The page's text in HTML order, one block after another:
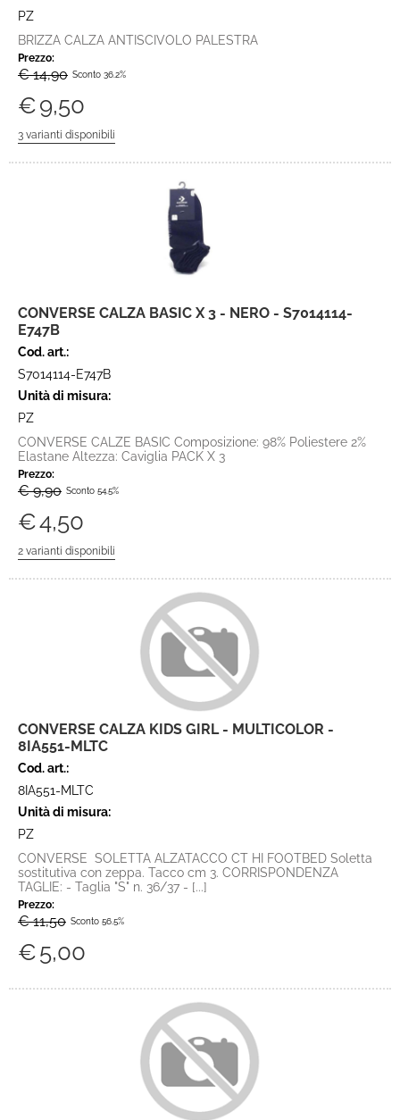
PZ
BRIZZA CALZA ANTISCIVOLO PALESTRA
Prezzo:
€ 14,90 Sconto 36.2%
€9,50
CONVERSE CALZA BASIC X 3 - NERO - S7014114-
E747B
Cod. art.:
S7014114-E747B
Unità di misura:
PZ
CONVERSE CALZE BASIC Composizione: 98% Poliestere 2%
Elastane Altezza: Caviglia PACK X 3
Prezzo:
€ 9,90 Sconto 54.5%
€4,50
CONVERSE CALZA KIDS GIRL - MULTICOLOR -
8IA551-MLTC
Cod. art.:
8IA551-MLTC
Unità di misura:
PZ
CONVERSE SOLETTA ALZATACCO CT HI FOOTBED Soletta
sostitutiva con zeppa. Tacco cm 3. CORRISPONDENZA
TAGLIE: - Taglia "S" n. 36/37 - [...]
Prezzo:
€ 11,50 Sconto 56.5%
€5,00